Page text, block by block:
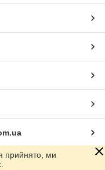
прийнято, ми